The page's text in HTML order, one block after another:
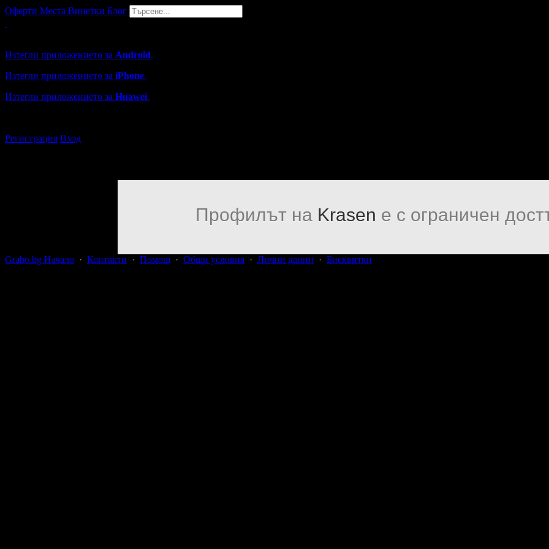
Оферти Места Винетки Блог
Изтегли приложението за Android.
Изтегли приложението за iPhone.
Изтегли приложението за Huawei.
Регистрация Вход
Профилът на Krasen е с ограничен
Grabo.bg Начало · Контакти · Помощ · Общи условия · Лични данни · Бисквитки